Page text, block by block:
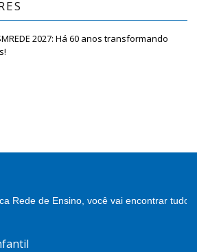
2027: Há 60 anos transformando
Rede de Ensino, você vai encontrar